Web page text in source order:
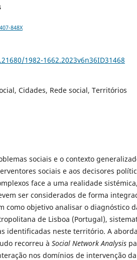
848X
1982-1662.2023v6n36ID31468
Cidades, Rede social, Territórios
sociais e o contexto
sociais e aos decisores
face a uma realidade
ser considerados de forma
como objetivo analisar o diagnóstico
de Lisboa (Portugal),
identificadas neste território. A
recorreu à Social Network Analysis
nos domínios de intervenção